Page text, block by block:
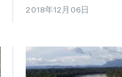
2018年12月06日